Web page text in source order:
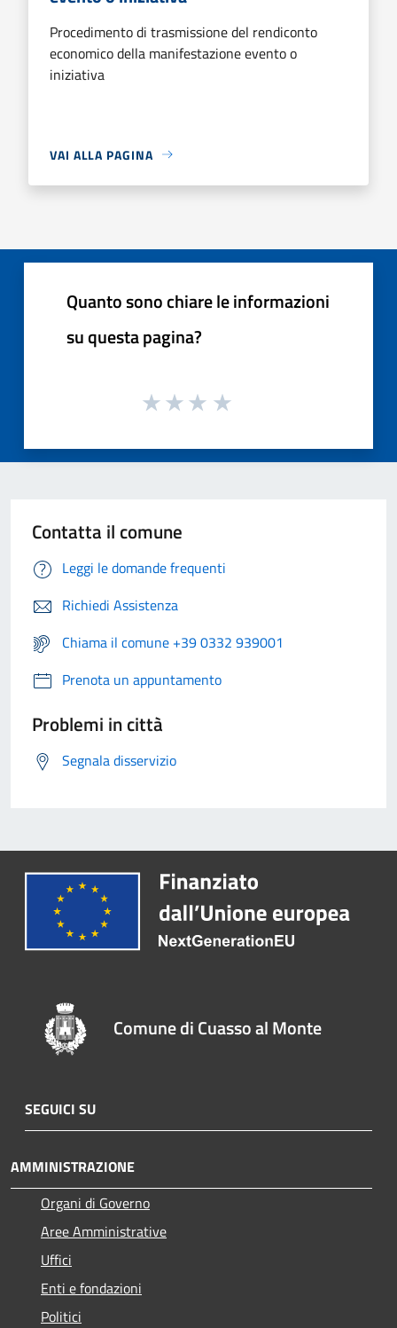
Procedimento di trasmissione del rendiconto
economico della manifestazione evento o
iniziativa
VAI ALLA PAGINA
Quanto sono chiare le informazioni
su questa pagina?
Contatta il comune
Leggi le domande frequenti
Richiedi Assistenza
Chiama il comune +39 0332 939001
Prenota un appuntamento
Problemi in città
Segnala disservizio
Comune di Cuasso al Monte
SEGUICI SU
AMMINISTRAZIONE
Organi di Governo
Aree Amministrative
Uffici
Enti e fondazioni
Politici